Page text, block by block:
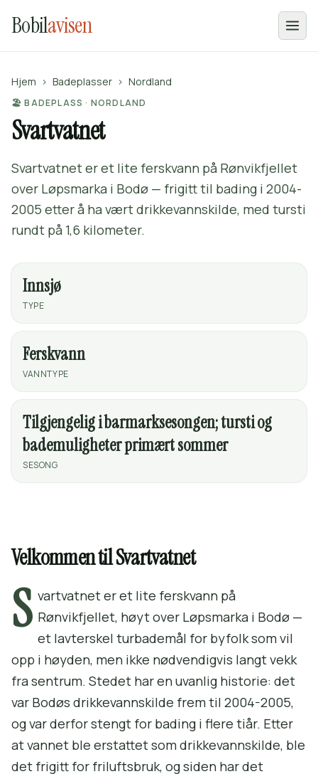
Bobilavisen
Hjem › Badeplasser › Nordland
🏖️ BADEPLASS · NORDLAND
Svartvatnet
Svartvatnet er et lite ferskvann på Rønvikfjellet
over Løpsmarka i Bodø — frigitt til bading i 2004-
2005 etter å ha vært drikkevannskilde, med tursti
rundt på 1,6 kilometer.
Innsjø
TYPE
Ferskvann
VANNTYPE
Tilgjengelig i barmarksesongen; tursti og
bademuligheter primært sommer
SESONG
Velkommen til Svartvatnet
S vartvatnet er et lite ferskvann på
Rønvikfjellet, høyt over Løpsmarka i Bodø —
et lavterskel turbademål for byfolk som vil
opp i høyden, men ikke nødvendigvis langt vekk
fra sentrum. Stedet har en uvanlig historie: det
var Bodøs drikkevannskilde frem til 2004-2005,
og var derfor stengt for bading i flere tiår. Etter
at vannet ble erstattet som drikkevannskilde, ble
det frigitt for friluftsbruk, og siden har det